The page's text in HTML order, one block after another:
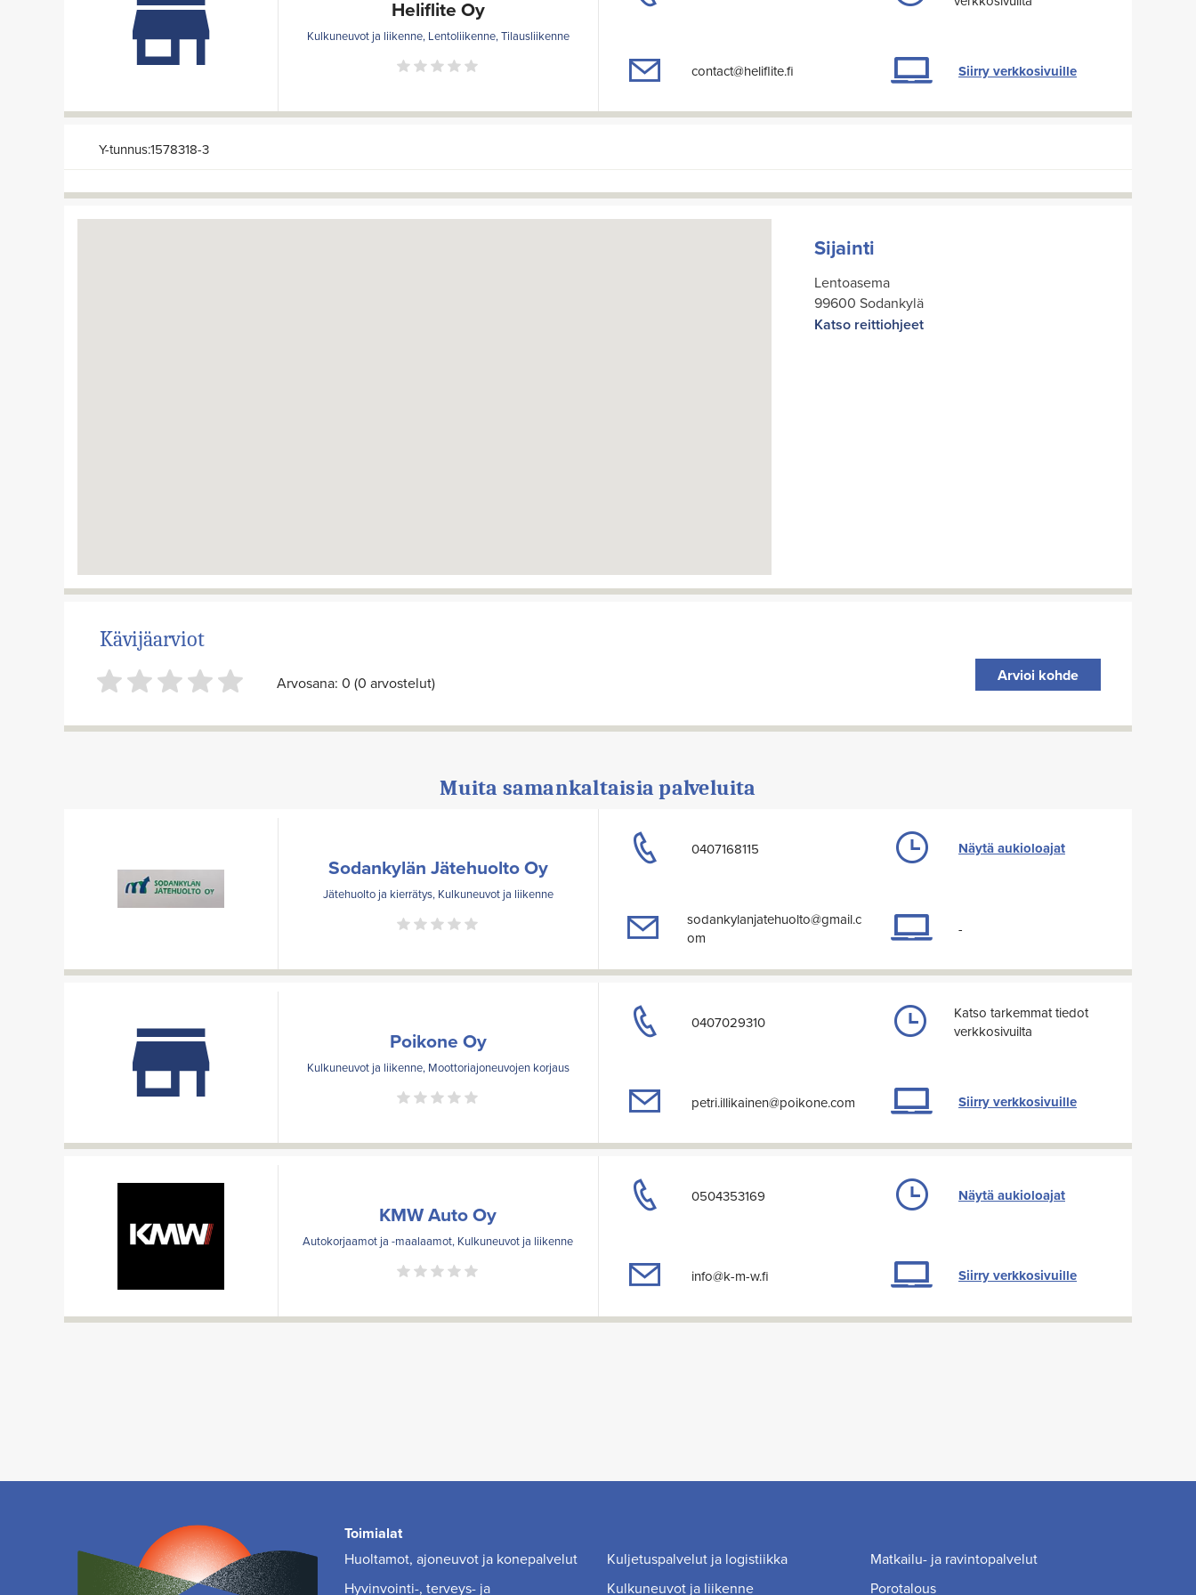
Heliflite Oy
Kulkuneuvot ja liikenne, Lentoliikenne, Tilausliikenne
contact@heliflite.fi Siirry verkkosivuille
Y-tunnus:1578318-3
Sijainti
Lentoasema
99600 Sodankylä
Katso reittiohjeet
Kävijäarviot
Arvosana: 0 (0 arvostelut) Arvioi kohde
Muita samankaltaisia palveluita
Sodankylän Jätehuolto Oy
Jätehuolto ja kierrätys, Kulkuneuvot ja liikenne
0407168115
sodankylanjatehuolto@gmail.c
om
Näytä aukioloajat
-
Poikone Oy
Kulkuneuvot ja liikenne, Moottoriajoneuvojen korjaus
0407029310
petri.illikainen@poikone.com
Katso tarkemmat tiedot
verkkosivuilta
Siirry verkkosivuille
KMW Auto Oy
Autokorjaamot ja -maalaamot, Kulkuneuvot ja liikenne
0504353169
info@k-m-w.fi
Näytä aukioloajat
Siirry verkkosivuille
Toimialat
Huoltamot, ajoneuvot ja konepalvelut
Hyvinvointi-, terveys- ja
Kuljetuspalvelut ja logistiikka
Kulkuneuvot ja liikenne
Matkailu- ja ravintopalvelut
Porotalous